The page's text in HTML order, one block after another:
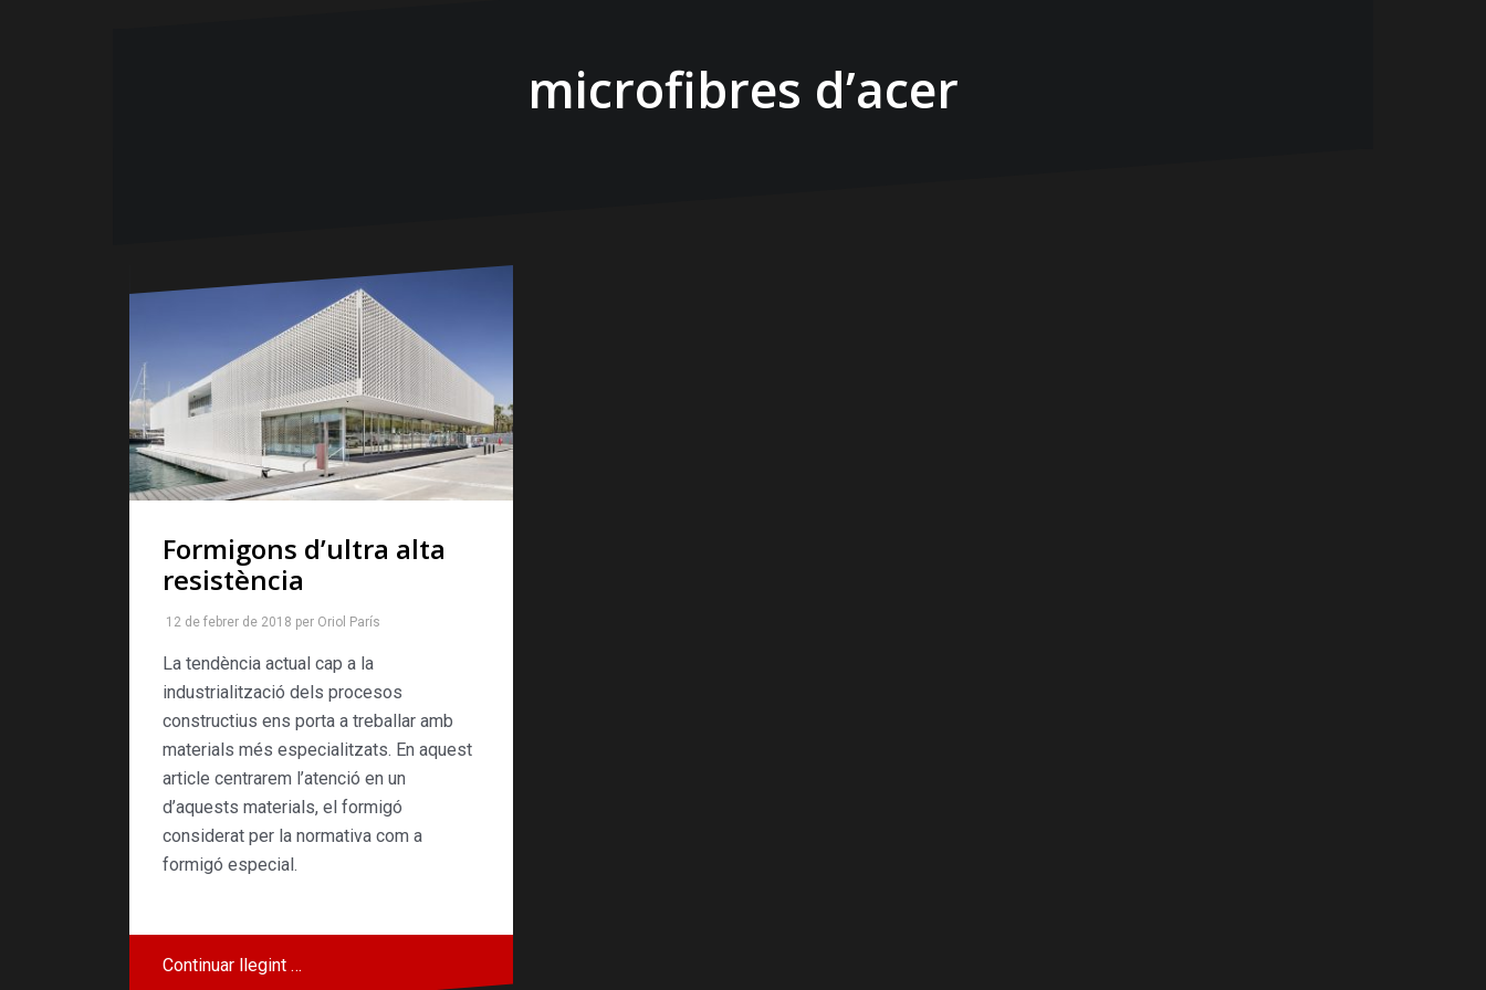
microfibres d’acer
Formigons d’ultra alta
resistència
12 de febrer de 2018 per Oriol París
La tendència actual cap a la
industrialització dels procesos
constructius ens porta a treballar amb
materials més especialitzats. En aquest
article centrarem l’atenció en un
d’aquests materials, el formigó
considerat per la normativa com a
formigó especial.
Continuar llegint …